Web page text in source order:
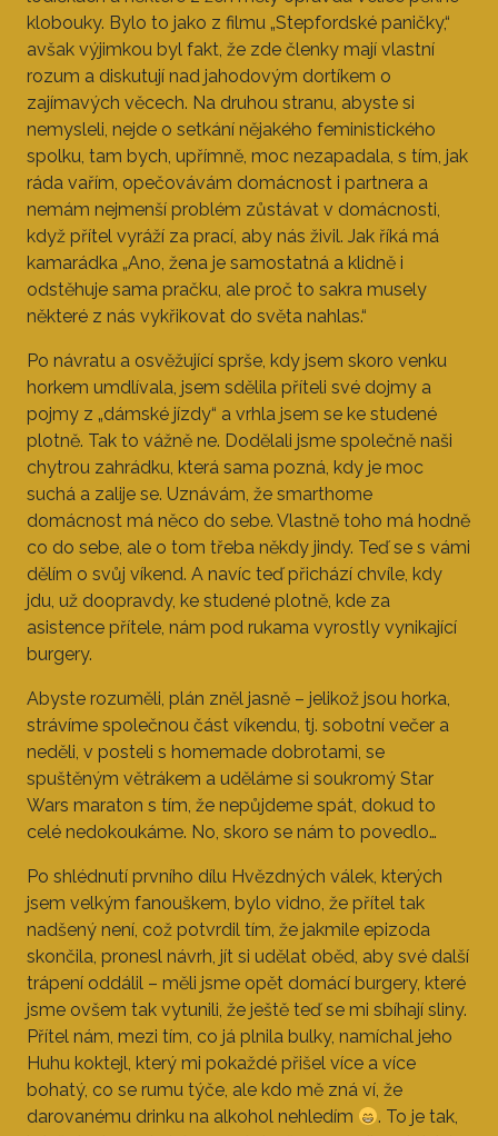
klobouky. Bylo to jako z filmu „Stepfordské paničky,“
avšak výjimkou byl fakt, že zde členky mají vlastní
rozum a diskutují nad jahodovým dortíkem o
zajímavých věcech. Na druhou stranu, abyste si
nemysleli, nejde o setkání nějakého feministického
spolku, tam bych, upřímně, moc nezapadala, s tím, jak
ráda vařím, opečovávám domácnost i partnera a
nemám nejmenší problém zůstávat v domácnosti,
když přítel vyráží za prací, aby nás živil. Jak říká má
kamarádka „Ano, žena je samostatná a klidně i
odstěhuje sama pračku, ale proč to sakra musely
některé z nás vykřikovat do světa nahlas.“
Po návratu a osvěžující sprše, kdy jsem skoro venku
horkem umdlívala, jsem sdělila příteli své dojmy a
pojmy z „dámské jízdy“ a vrhla jsem se ke studené
plotně. Tak to vážně ne. Dodělali jsme společně naši
chytrou zahrádku, která sama pozná, kdy je moc
suchá a zalije se. Uznávám, že smarthome
domácnost má něco do sebe. Vlastně toho má hodně
co do sebe, ale o tom třeba někdy jindy. Teď se s vámi
dělím o svůj víkend. A navíc teď přichází chvíle, kdy
jdu, už doopravdy, ke studené plotně, kde za
asistence přítele, nám pod rukama vyrostly vynikající
burgery.
Abyste rozuměli, plán zněl jasně – jelikož jsou horka,
strávíme společnou část víkendu, tj. sobotní večer a
neděli, v posteli s homemade dobrotami, se
spuštěným větrákem a uděláme si soukromý Star
Wars maraton s tím, že nepůjdeme spát, dokud to
celé nedokoukáme. No, skoro se nám to povedlo…
Po shlédnutí prvního dílu Hvězdných válek, kterých
jsem velkým fanouškem, bylo vidno, že přítel tak
nadšený není, což potvrdil tím, že jakmile epizoda
skončila, pronesl návrh, jít si udělat oběd, aby své další
trápení oddálil – měli jsme opět domácí burgery, které
jsme ovšem tak vytunili, že ještě teď se mi sbíhají sliny.
Přítel nám, mezi tím, co já plnila bulky, namíchal jeho
Huhu koktejl, který mi pokaždé přišel více a více
bohatý, co se rumu týče, ale kdo mě zná ví, že
darovanému drinku na alkohol nehledím
. To je tak,